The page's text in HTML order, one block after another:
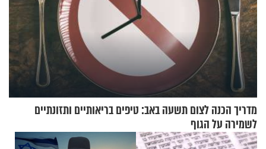
מדריך הכנה לצום תשעה באב: טיפים בריאותיים ותזונתיים
לשמירה על הגוף